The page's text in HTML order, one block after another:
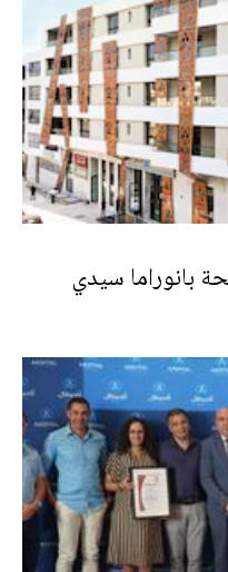
بانوراما سيدي